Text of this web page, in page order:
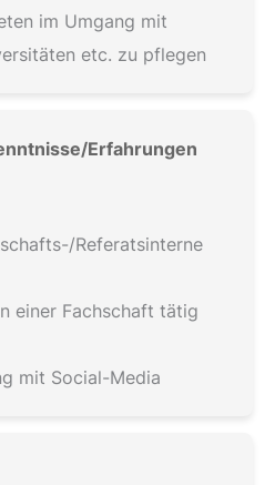
im Umgang mit
etc. zu pflegen
Erfahrungen
Referatsinterne
einer Fachschaft tätig
mit Social-Media